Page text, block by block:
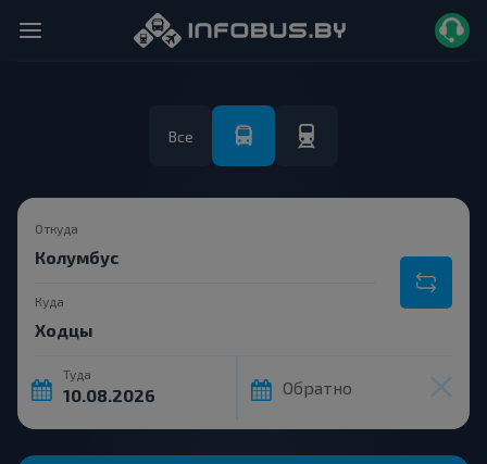
Все
Откуда
Куда
Туда
Обратно